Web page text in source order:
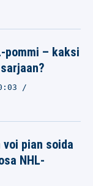
pommi – kaksi
pian soida
NHL-